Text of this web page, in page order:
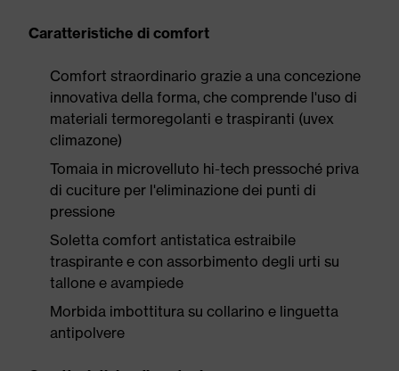
Caratteristiche di comfort
Comfort straordinario grazie a una concezione
innovativa della forma, che comprende l'uso di
materiali termoregolanti e traspiranti (uvex
climazone)
Tomaia in microvelluto hi-tech pressoché priva
di cuciture per l'eliminazione dei punti di
pressione
Soletta comfort antistatica estraibile
traspirante e con assorbimento degli urti su
tallone e avampiede
Morbida imbottitura su collarino e linguetta
antipolvere